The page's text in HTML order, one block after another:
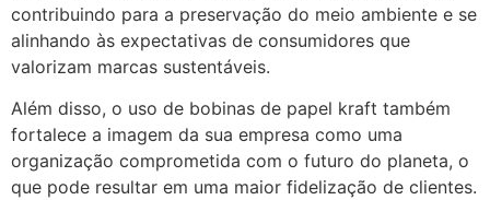
contribuindo para a preservação do meio ambiente e se
alinhando às expectativas de consumidores que
valorizam marcas sustentáveis.
Além disso, o uso de bobinas de papel kraft também
fortalece a imagem da sua empresa como uma
organização comprometida com o futuro do planeta, o
que pode resultar em uma maior fidelização de clientes.